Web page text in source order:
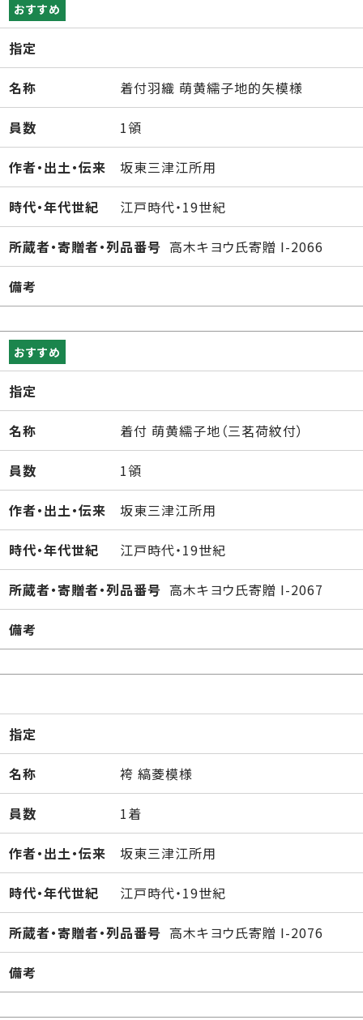
おすすめ
指定
名称 着付羽織 萌黄繻子地的矢模様
員数 1領
作者・出土・伝来 坂東三津江所用
時代・年代世紀 江戸時代・19世紀
所蔵者・寄贈者・列品番号 高木キヨウ氏寄贈 I-2066
備考
おすすめ
指定
名称 着付 萌黄繻子地（三茗荷紋付）
員数 1領
作者・出土・伝来 坂東三津江所用
時代・年代世紀 江戸時代・19世紀
所蔵者・寄贈者・列品番号 高木キヨウ氏寄贈 I-2067
備考
指定
名称 袴 縞菱模様
員数 1着
作者・出土・伝来 坂東三津江所用
時代・年代世紀 江戸時代・19世紀
所蔵者・寄贈者・列品番号 高木キヨウ氏寄贈 I-2076
備考